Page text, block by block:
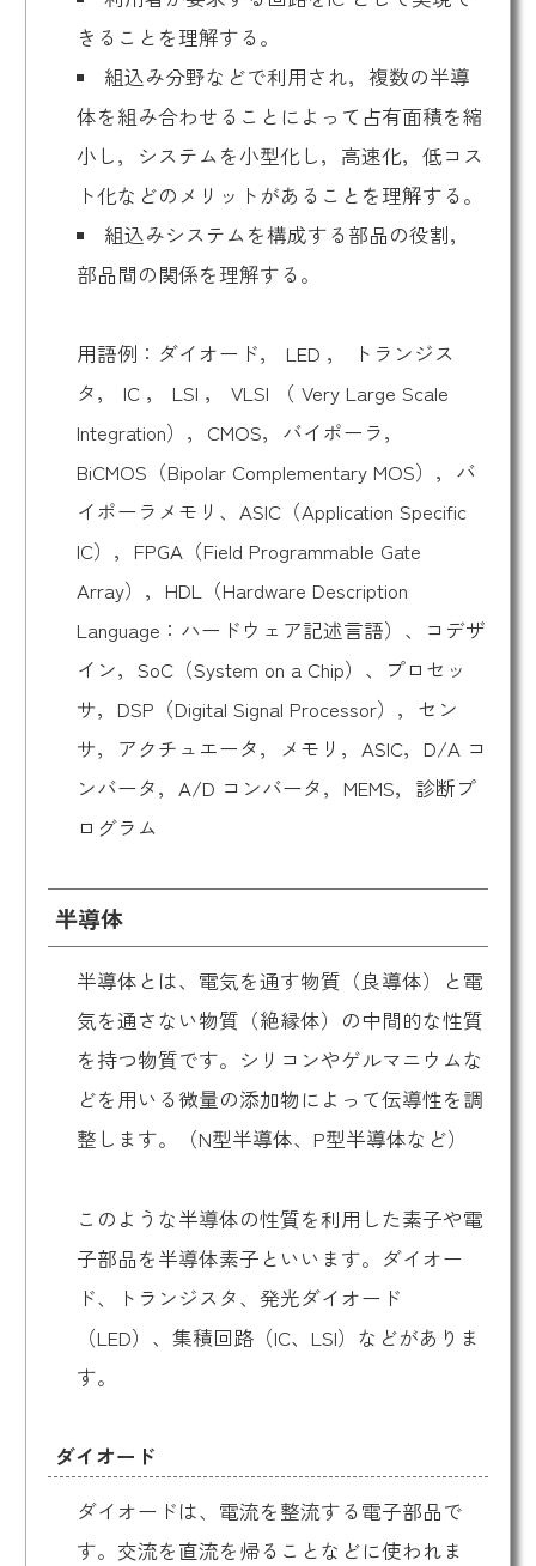
きることを理解する。
組込み分野などで利用され，複数の半導
体を組み合わせることによって占有面積を縮
小し，システムを小型化し，高速化，低コス
ト化などのメリットがあることを理解する。
組込みシステムを構成する部品の役割，
部品間の関係を理解する。
用語例：ダイオード， LED ， トランジス
タ， IC ， LSI ， VLSI （ Very Large Scale
Integration），CMOS，バイポーラ，
BiCMOS（Bipolar Complementary MOS），バ
イポーラメモリ、ASIC（Application Specific
IC），FPGA（Field Programmable Gate
Array），HDL（Hardware Description
Language：ハードウェア記述言語）、コデザ
イン，SoC（System on a Chip）、プロセッ
サ，DSP（Digital Signal Processor），セン
サ，アクチュエータ，メモリ，ASIC，D/A コ
ンバータ，A/D コンバータ，MEMS，診断プ
ログラム
半導体
半導体とは、電気を通す物質（良導体）と電
気を通さない物質（絶縁体）の中間的な性質
を持つ物質です。シリコンやゲルマニウムな
どを用いる微量の添加物によって伝導性を調
整します。（N型半導体、P型半導体など）
このような半導体の性質を利用した素子や電
子部品を半導体素子といいます。ダイオー
ド、トランジスタ、発光ダイオード
（LED）、集積回路（IC、LSI）などがありま
す。
ダイオード
ダイオードは、電流を整流する電子部品で
す。交流を直流を帰ることなどに使われま